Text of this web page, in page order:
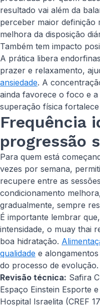
resultado vai além da
perceber maior definição
melhora da disposição
Também tem impacto
A prática libera
prazer e relaxamento,
ansiedade. A
ainda favorece o foco e
superação física
Frequência
progressão
Para quem está
vezes por semana,
recupere entre as
condicionamento
gradualmente, sempre
É importante lembrar
intensidade, o muay thai
boa hidratação.
qualidade e
do processo de evolução.
Revisão técnica: Safira
Espaço Einstein Esporte
Hospital Israelita (CREF